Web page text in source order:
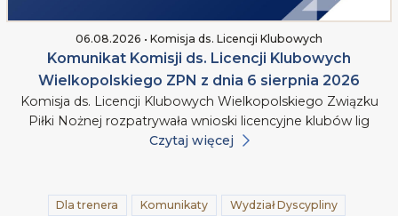
06.08.2026 • Komisja ds. Licencji Klubowych
Komunikat Komisji ds. Licencji Klubowych
Wielkopolskiego ZPN z dnia 6 sierpnia 2026
Komisja ds. Licencji Klubowych Wielkopolskiego Związku
Piłki Nożnej rozpatrywała wnioski licencyjne klubów lig
Czytaj więcej
Dla trenera Komunikaty Wydział Dyscypliny